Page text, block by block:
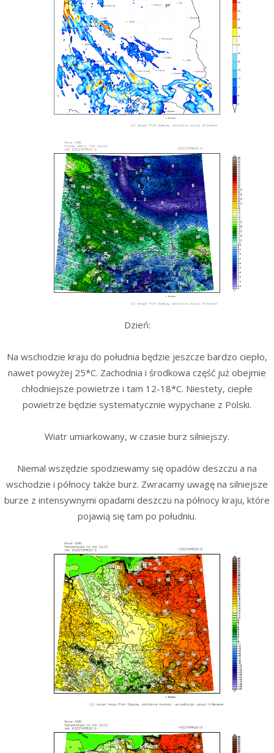
Dzień:
Na wschodzie kraju do południa będzie jeszcze bardzo ciepło,
nawet powyżej 25*C. Zachodnia i środkowa część już obejmie
chłodniejsze powietrze i tam 12-18*C. Niestety, ciepłe
powietrze będzie systematycznie wypychane z Polski.
Wiatr umiarkowany, w czasie burz silniejszy.
Niemal wszędzie spodziewamy się opadów deszczu a na
wschodzie i północy także burz. Zwracamy uwagę na silniejsze
burze z intensywnymi opadami deszczu na północy kraju, które
pojawią się tam po południu.